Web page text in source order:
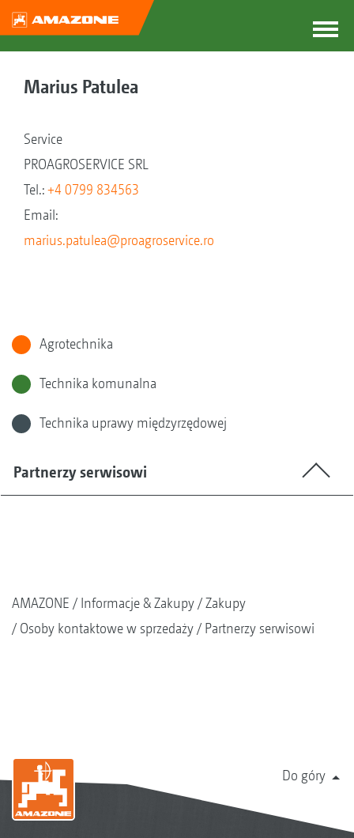
Marius Patulea
Service
PROAGROSERVICE SRL
Tel.:+4 0799 834563
Email:
marius.patulea@proagroservice.ro
Agrotechnika
Technika komunalna
Technika uprawy międzyrzędowej
Partnerzy serwisowi
AMAZONE Informacje & Zakupy
Zakupy
Osoby kontaktowe w sprzedaży
Partnerzy serwisowi
Do góry